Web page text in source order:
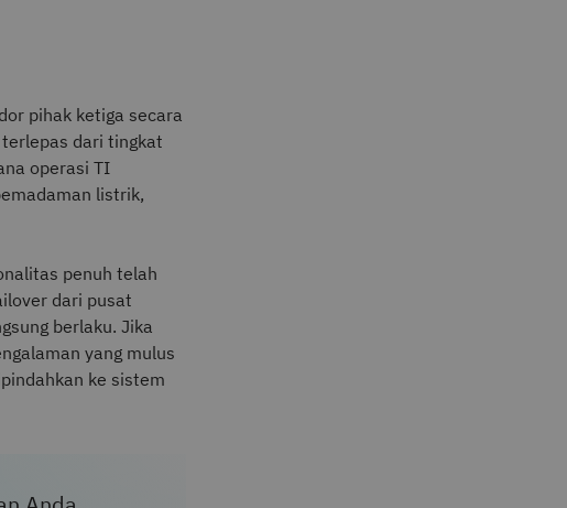
pihak ketiga secara
dari tingkat
operasi TI
listrik,
penuh telah
dari pusat
berlaku. Jika
yang mulus
ke sistem